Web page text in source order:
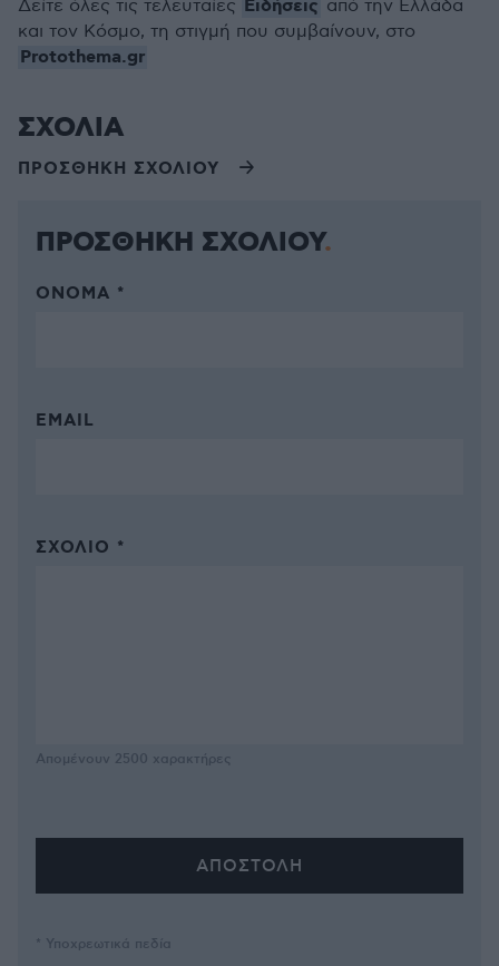
Δείτε όλες τις τελευταίες Ειδήσεις από την Ελλάδα
και τον Κόσμο, τη στιγμή που συμβαίνουν, στο
Protothema.gr
ΣΧΟΛΙΑ
ΠΡΟΣΘΗΚΗ ΣΧΟΛΙΟΥ
ΠΡΟΣΘΗΚΗ ΣΧΟΛΙΟΥ
ΌΝΟΜΑ *
EMAIL
ΣΧΌΛΙΟ *
Απομένουν 2500 χαρακτήρες
* Υποχρεωτικά πεδία